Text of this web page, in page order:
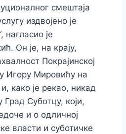
смештаја
издвојено је
нагласио је
Он је, на крају,
Покрајинској
Игору Мировићу на
како је рекао, никад
Суботцу, који,
и о одличној
власти и суботичке